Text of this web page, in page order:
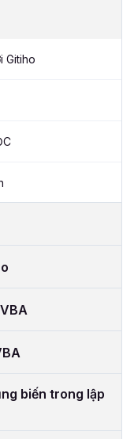
Gitiho
biến trong lập